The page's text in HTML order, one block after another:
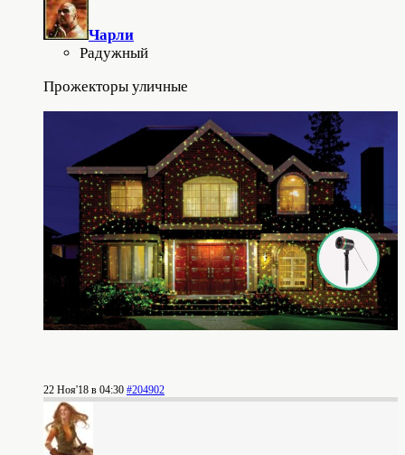
Чарли
Радужный
Прожекторы уличные
22 Ноя'18 в 04:30 #204902